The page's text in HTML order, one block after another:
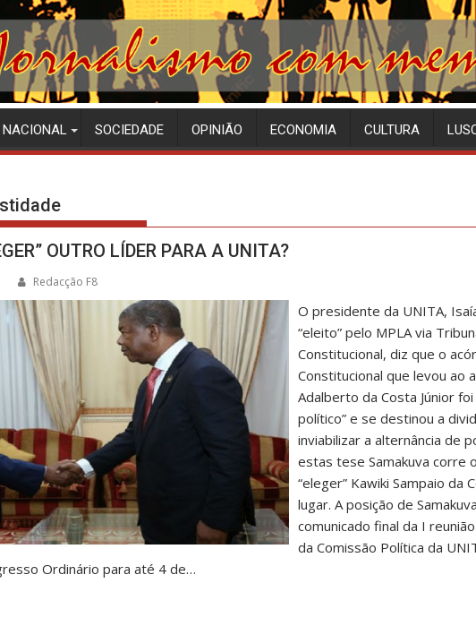
NACIONAL SOCIEDADE OPINIÃO ECONOMIA CULTURA
OUTRO LÍDER PARA A UNITA?
Redacção F8
O presidente da UNITA,
“eleito” pelo MPLA via
Constitucional, diz que o
Constitucional que levou ao
Adalberto da Costa Júnior
político” e se destinou a
inviabilizar a alternância de
estas tese Samakuva corre
“eleger” Kawiki Sampaio da
lugar. A posição de
comunicado final da I
da Comissão Política da
Ordinário para até 4 de…